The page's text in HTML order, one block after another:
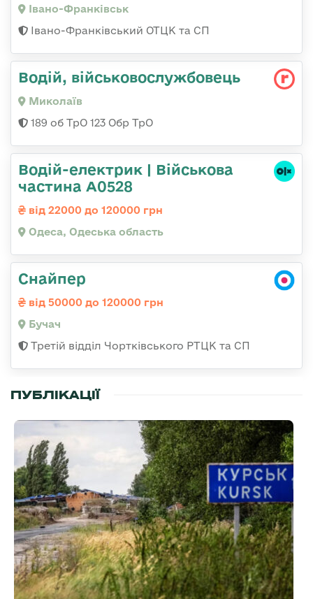
Івано-Франківськ
Івано-Франківський ОТЦК та СП
Водій, військовослужбовець
Миколаїв
189 об ТрО 123 Обр ТрО
Водій-електрик | Військова
частина А0528
від 22000 до 120000 грн
Одеса, Одеська область
Снайпер
від 50000 до 120000 грн
Бучач
Третій відділ Чортківського РТЦК та СП
ПУБЛІКАЦІЇ